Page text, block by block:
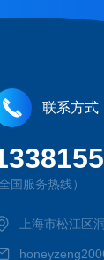
联系方式
全国服务热线）
上海市松江区